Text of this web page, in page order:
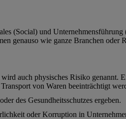
(Social) und Unternehmensführung
genauso wie ganze Branchen oder
auch physisches Risiko genannt.
von Waren beeinträchtigt
des Gesundheitsschutzes ergeben.
oder Korruption in